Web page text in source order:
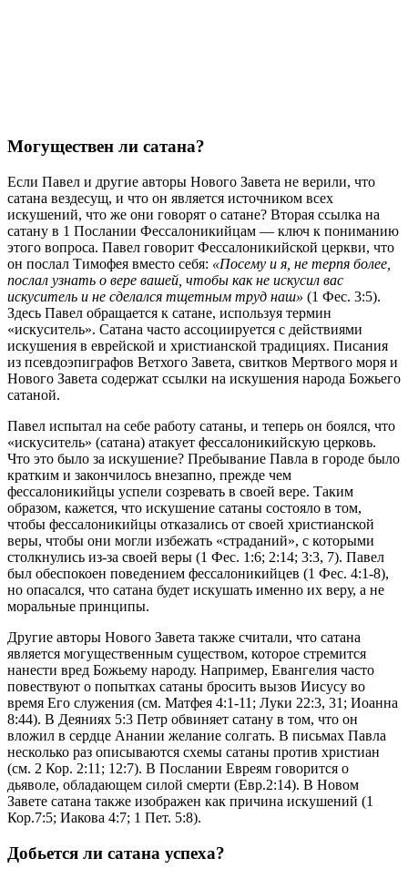
Могуществен ли сатана?
Если Павел и другие авторы Нового Завета не верили, что
сатана вездесущ, и что он является источником всех
искушений, что же они говорят о сатане? Вторая ссылка на
сатану в 1 Послании Фессалоникийцам — ключ к пониманию
этого вопроса. Павел говорит Фессалоникийской церкви, что
он послал Тимофея вместо себя: «Посему и я, не терпя более,
послал узнать о вере вашей, чтобы как не искусил вас
искуситель и не сделался тщетным труд наш» (1 Фес. 3:5).
Здесь Павел обращается к сатане, используя термин
«искуситель». Сатана часто ассоциируется с действиями
искушения в еврейской и христианской традициях. Писания
из псевдоэпиграфов Ветхого Завета, свитков Мертвого моря и
Нового Завета содержат ссылки на искушения народа Божьего
сатаной.
Павел испытал на себе работу сатаны, и теперь он боялся, что
«искуситель» (сатана) атакует фессалоникийскую церковь.
Что это было за искушение? Пребывание Павла в городе было
кратким и закончилось внезапно, прежде чем
фессалоникийцы успели созревать в своей вере. Таким
образом, кажется, что искушение сатаны состояло в том,
чтобы фессалоникийцы отказались от своей христианской
веры, чтобы они могли избежать «страданий», с которыми
столкнулись из-за своей веры (1 Фес. 1:6; 2:14; 3:3, 7). Павел
был обеспокоен поведением фессалоникийцев (1 Фес. 4:1-8),
но опасался, что сатана будет искушать именно их веру, а не
моральные принципы.
Другие авторы Нового Завета также считали, что сатана
является могущественным существом, которое стремится
нанести вред Божьему народу. Например, Евангелия часто
повествуют о попытках сатаны бросить вызов Иисусу во
время Его служения (см. Матфея 4:1-11; Луки 22:3, 31; Иоанна
8:44). В Деяниях 5:3 Петр обвиняет сатану в том, что он
вложил в сердце Анании желание солгать. В письмах Павла
несколько раз описываются схемы сатаны против христиан
(см. 2 Кор. 2:11; 12:7). В Послании Евреям говорится о
дьяволе, обладающем силой смерти (Евр.2:14). В Новом
Завете сатана также изображен как причина искушений (1
Кор.7:5; Иакова 4:7; 1 Пет. 5:8).
Добьется ли сатана успеха?